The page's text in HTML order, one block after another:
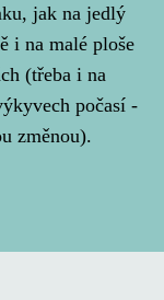
jak na jedlý
i na malé ploše
(třeba i na
počasí -
změnou).